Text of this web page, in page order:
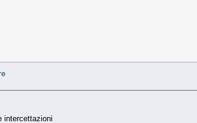
intercettazioni